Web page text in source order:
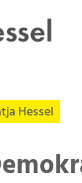
Hessel